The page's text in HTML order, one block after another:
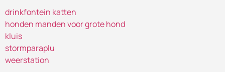
drinkfontein katten
honden manden voor grote hond
kluis
stormparaplu
weerstation